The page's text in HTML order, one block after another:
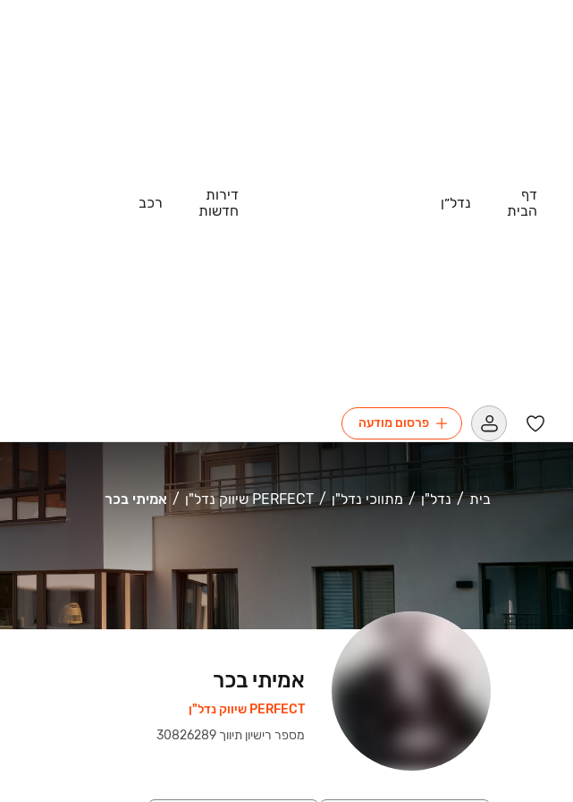
דף
הבית
נדל״ן
דירות
חדשות
רכב
פרסום מודעה
בית נדל"ן מתווכי נדל"ן PERFECT שיווק נדל"ן אמיתי בכר
אמיתי בכר
PERFECT שיווק נדל"ן
מספר רישיון תיווך 30826289